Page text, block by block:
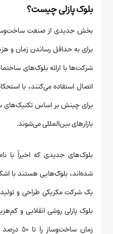
بلوک پازلی چیست؟
بخش جدیدی از صنعت
برای به حداقل رساندن زمان و
شرکت‌ها با ارائه بلوک‌های
اتصال استفاده می‌کنند، با
برای چینش بر اساس تکنیک‌های
بازارهای بین‌المللی می‌شوند.
بلوک‌های جدیدی که اخیراً با
شده‌اند، بلوک‌هایی هستند با
یک شرکت مکزیکی طراحی و
بلوک پازلی روشی انقلابی و
زمان